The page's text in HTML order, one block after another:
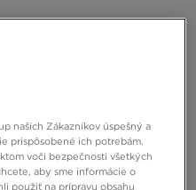
€ 80,00 €
€ – najnižšia cena
našich Zákazníkov úspešný a
prispôsobené ich potrebám.
voči bezpečnosti všetkých
aby sme informácie o
použiť na prípravu obsahu